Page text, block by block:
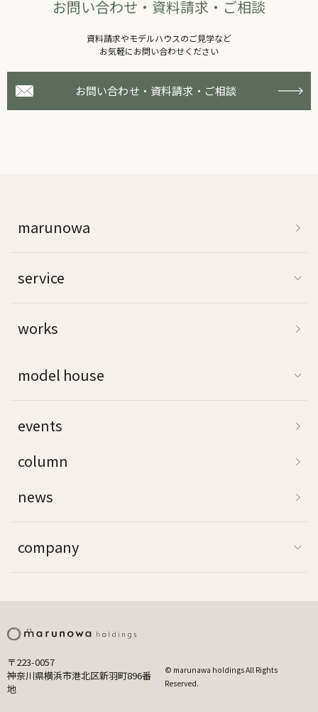
お問い合わせ・資料請求・ご相談
資料請求やモデルハウスのご⾒学など
お気軽にお問い合わせください
お問い合わせ・資料請求・ご相談
marunowa
service
works
model house
events
column
news
company
〒223-0057
神奈川県横浜市港北区新羽町896番
地
© marunawa holdings All Rights
Reserved.